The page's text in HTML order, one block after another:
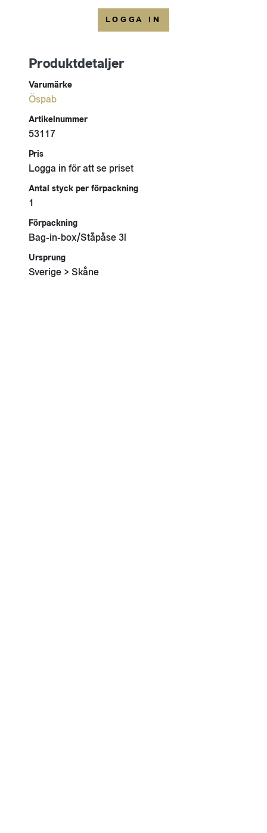
LOGGA IN
Produktdetaljer
Varumärke
Öspab
Artikelnummer
53117
Pris
Logga in för att se priset
Antal styck per förpackning
1
Förpackning
Bag-in-box/Ståpåse 3l
Ursprung
Sverige > Skåne